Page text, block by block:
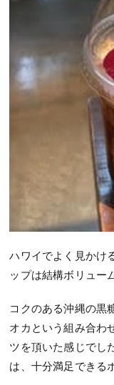
ハワイでよく見かけ
ップは結構ボリュー
コクのある沖縄の黒
オカという組み合わ
ツを頂いた感じでし
は、十分満足できる